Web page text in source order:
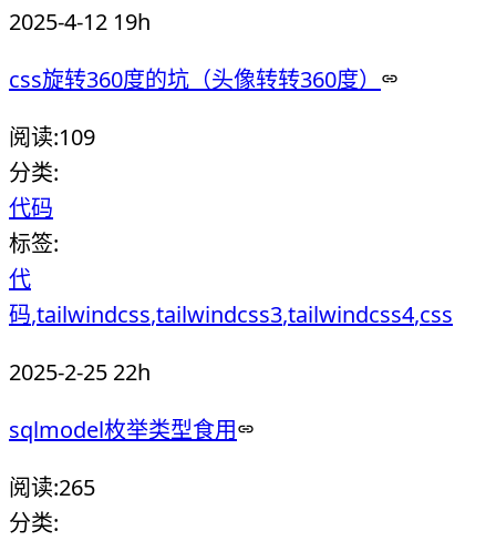
2025-4-12 19h
css旋转360度的坑（头像转转360度）
阅读:109
分类:
代码
标签:
代
码 tailwindcss tailwindcss3tailwindcss4 css
2025-2-25 22h
sqlmodel枚举类型食用
阅读:265
分类: